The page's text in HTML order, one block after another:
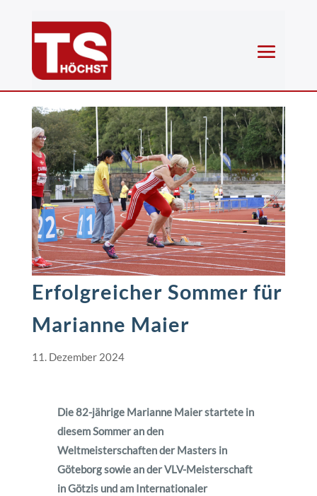
Erfolgreicher Sommer für
Marianne Maier
11. Dezember 2024
Die 82-jährige Marianne Maier startete in
diesem Sommer an den
Weltmeisterschaften der Masters in
Göteborg sowie an der VLV-Meisterschaft
in Götzis und am Internationaler